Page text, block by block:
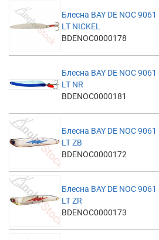
Блесна BAY DE NOC 9061
LT NICKEL
BDENOC0000178
Блесна BAY DE NOC 9061
LT NR
BDENOC0000181
Блесна BAY DE NOC 9061
LT ZB
BDENOC0000172
Блесна BAY DE NOC 9061
LT ZR
BDENOC0000173